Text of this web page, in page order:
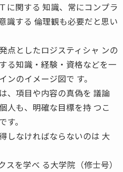
に関する 知識、常にコンプラ
識する 倫理観も必要だと思い
点としたロジスティシャ ンの
る知識・経験・資格などを一
ンのイメージ図で す。
、項目や内容の真偽を 議論
人も、明確な目標を持 つこ
。
しなければならないのは 大
スを学べ る大学院（修士号）